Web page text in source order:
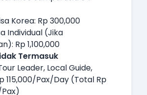
Korea: Rp 300,000
Individual (Jika
Rp 1,100,000
Termasuk
Leader, Local Guide,
115,000/Pax/Day (Total Rp